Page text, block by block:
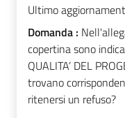
Ultimo
Domanda :
copertina sono
QUALITA’ DEL
trovano
ritenersi un refuso?